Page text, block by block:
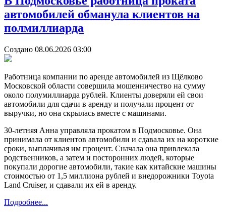
автомобилей обманула клиентов на
полмиллиарда
Создано 08.06.2026 03:00
Работница компании по аренде автомобилей из Щёлково
Московской области совершила мошенничество на сумму
около полумиллиарда рублей. Клиенты доверяли ей свои
автомобили для сдачи в аренду и получали процент от
выручки, но она скрылась вместе с машинами.
30-летняя Анна управляла прокатом в Подмосковье. Она
принимала от клиентов автомобили и сдавала их на короткие
сроки, выплачивая им процент. Сначала она привлекала
родственников, а затем и посторонних людей, которые
покупали дорогие автомобили, такие как китайские машины
стоимостью от 1,5 миллиона рублей и внедорожники Toyota
Land Cruiser, и сдавали их ей в аренду.
Подробнее...